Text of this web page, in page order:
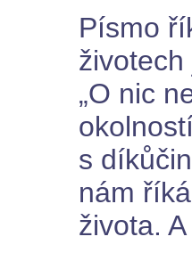
Písmo
„O nic
s
nám
života.